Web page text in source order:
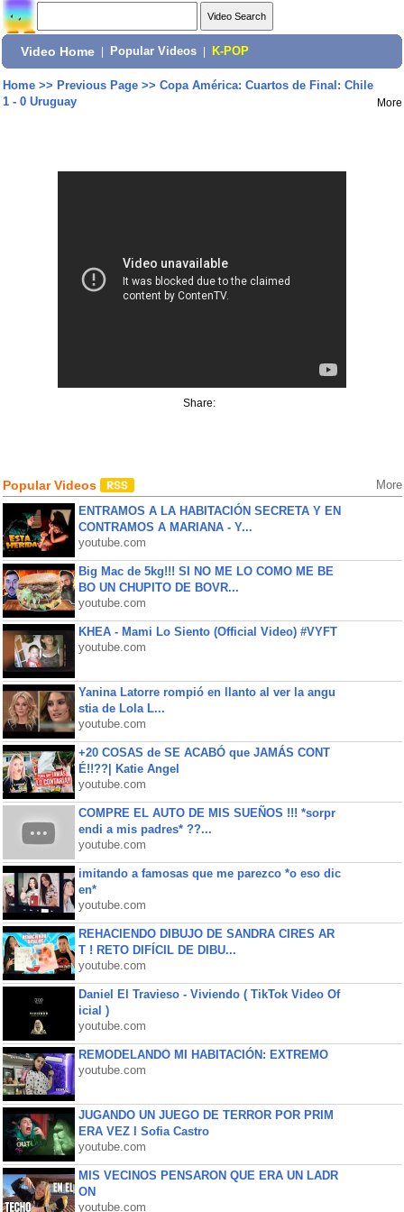
Video Home Popular Videos K-POP
Home>> Previous Page>> Copa América: Cuartos de Final: Chile
1 - 0 Uruguay
More
Share:
Popular Videos More
ENTRAMOS A LA HABITACIÓN SECRETA Y EN
CONTRAMOS A MARIANA - Y...
youtube.com
Big Mac de 5kg!!! SI NO ME LO COMO ME BE
BO UN CHUPITO DE BOVR...
youtube.com
KHEA - Mami Lo Siento (Official Video) #VYFT
youtube.com
Yanina Latorre rompió en llanto al ver la angu
stia de Lola L...
youtube.com
+20 COSAS de SE ACABÓ que JAMÁS CONT
É!!??| Katie Angel
youtube.com
COMPRE EL AUTO DE MIS SUEÑOS !!! *sorpr
endi a mis padres* ??...
youtube.com
imitando a famosas que me parezco *o eso dic
en*
youtube.com
REHACIENDO DIBUJO DE SANDRA CIRES AR
T ! RETO DIFÍCIL DE DIBU...
youtube.com
Daniel El Travieso - Viviendo ( TikTok Video Of
icial )
youtube.com
REMODELANDO MI HABITACIÓN: EXTREMO
youtube.com
JUGANDO UN JUEGO DE TERROR POR PRIM
ERA VEZ l Sofia Castro
youtube.com
MIS VECINOS PENSARON QUE ERA UN LADR
ON
youtube.com